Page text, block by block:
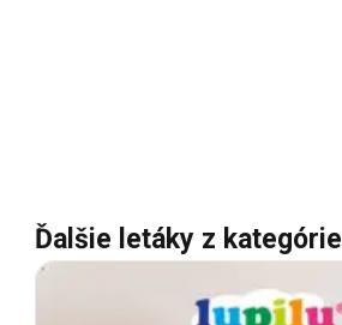
Ďalšie letáky z kategórie